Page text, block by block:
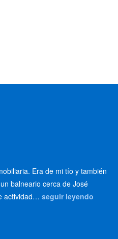
Era de mi tío y también
balneario cerca de José
actividad… seguir leyendo